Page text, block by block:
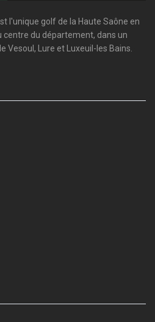
l'unique golf de la Haute Saône en
centre du département, dans un
Vesoul, Lure et Luxeuil-les Bains.